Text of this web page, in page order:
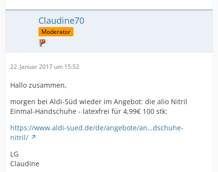
Claudine70
Moderator
22. Januar 2017 um 15:52
Hallo zusammen,
morgen bei Aldi-Süd wieder im Angebot: die alio Nitril
Einmal-Handschuhe - latexfrei für 4,99€ 100 stk:
https://www.aldi-sued.de/de/angebote/an…dschuhe-
nitril/
LG
Claudine